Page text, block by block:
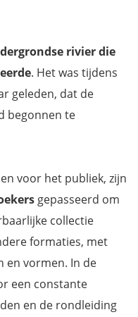
rivier die
. Het was tijdens
geleden, dat de
begonnen te
voor het publiek, zijn
gepasseerd om
collectie
formaties, met
en vormen. In de
een constante
en de rondleiding